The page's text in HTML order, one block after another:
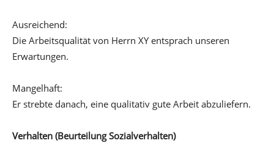
Ausreichend:
Die Arbeitsqualität von Herrn XY entsprach unseren
Erwartungen.
Mangelhaft:
Er strebte danach, eine qualitativ gute Arbeit abzuliefern.
Verhalten (Beurteilung Sozialverhalten)